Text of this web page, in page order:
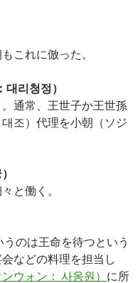
これに倣った。
리청정）
通常、王世子か王世孫
조）代理を小朝（ソジ
と働く。
のは王命を待つという
などの料理を担当し
ウォン： 사옹원） に所